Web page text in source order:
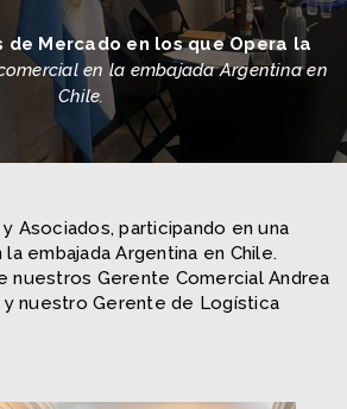
de Mercado en los que Opera la
en la embajada Argentina en
Chile.
Asociados, participando en una
embajada Argentina en Chile.
nuestros Gerente Comercial Andrea
y nuestro Gerente de Logística